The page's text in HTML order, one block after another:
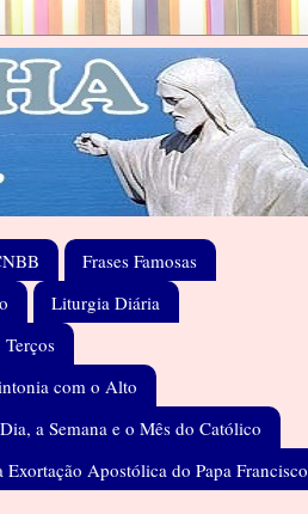
Frases Famosas
Liturgia Diária
Terços
com o Alto
a Semana e o Mês do Católico
Exortação Apostólica do Papa Francisco